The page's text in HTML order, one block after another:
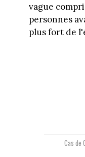
vague
personnes
plus fort de
Cas de